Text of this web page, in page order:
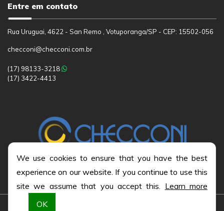
Entre em contato
Rua Uruguai, 4622 - San Remo , Votuporanga/SP - CEP: 15502-056
checconi@checconi.com.br
(17) 98133-3218
(17) 3422-4413
Todos os direitos reservados © 2026
We use cookies to ensure that you have the best
experience on our website. If you continue to use this
site we assume that you accept this. Learn more
OK